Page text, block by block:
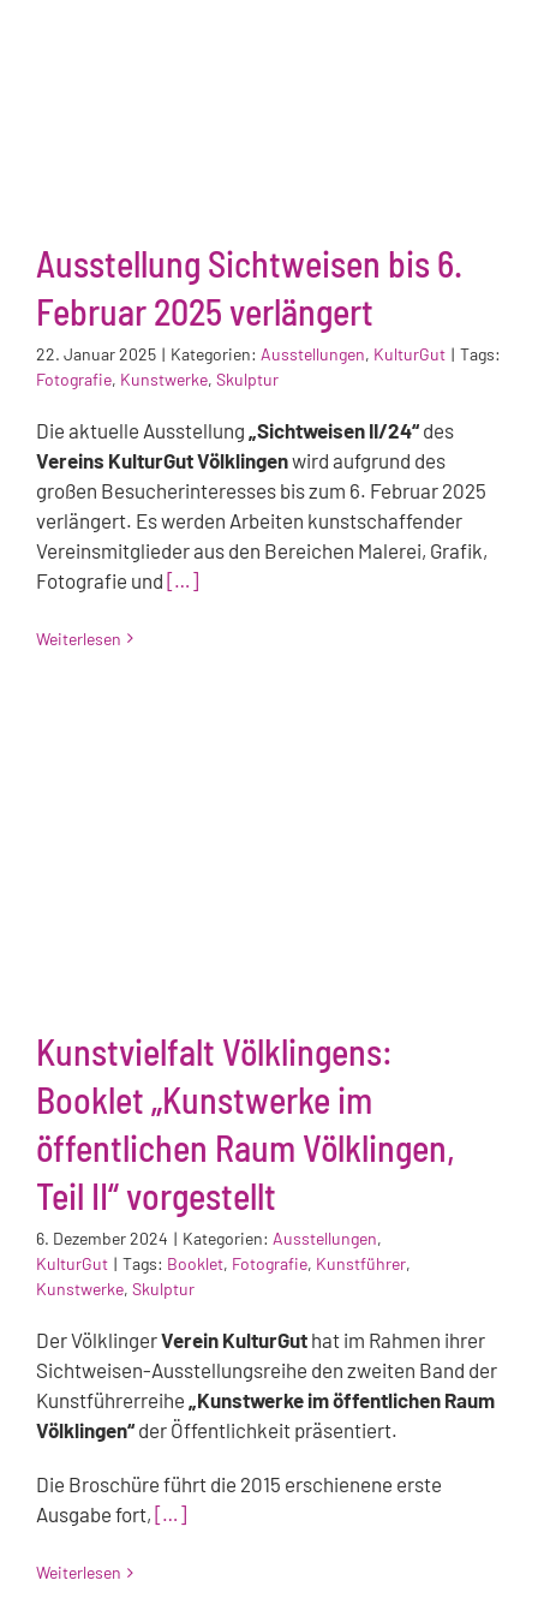
Ausstellung Sichtweisen bis 6.
Februar 2025 verlängert
22. Januar 2025 | Kategorien: Ausstellungen, KulturGut | Tags:
Fotografie, Kunstwerke, Skulptur
Die aktuelle Ausstellung „Sichtweisen II/24“ des
Vereins KulturGut Völklingenwird aufgrund des
großen Besucherinteresses bis zum 6. Februar 2025
verlängert. Es werden Arbeiten kunstschaffender
Vereinsmitglieder aus den Bereichen Malerei, Grafik,
Fotografie und […]
Weiterlesen
Kunstvielfalt Völklingens:
Booklet „Kunstwerke im
öffentlichen Raum Völklingen,
Teil II“ vorgestellt
6. Dezember 2024 | Kategorien: Ausstellungen,
KulturGut | Tags: Booklet, Fotografie, Kunstführer,
Kunstwerke, Skulptur
Der VölklingerVerein KulturGut hat im Rahmen ihrer
Sichtweisen-Ausstellungsreihe den zweiten Band der
Kunstführerreihe „Kunstwerke im öffentlichen Raum
Völklingen“ der Öffentlichkeit präsentiert.
Die Broschüre führt die 2015 erschienene erste
Ausgabe fort, […]
Weiterlesen